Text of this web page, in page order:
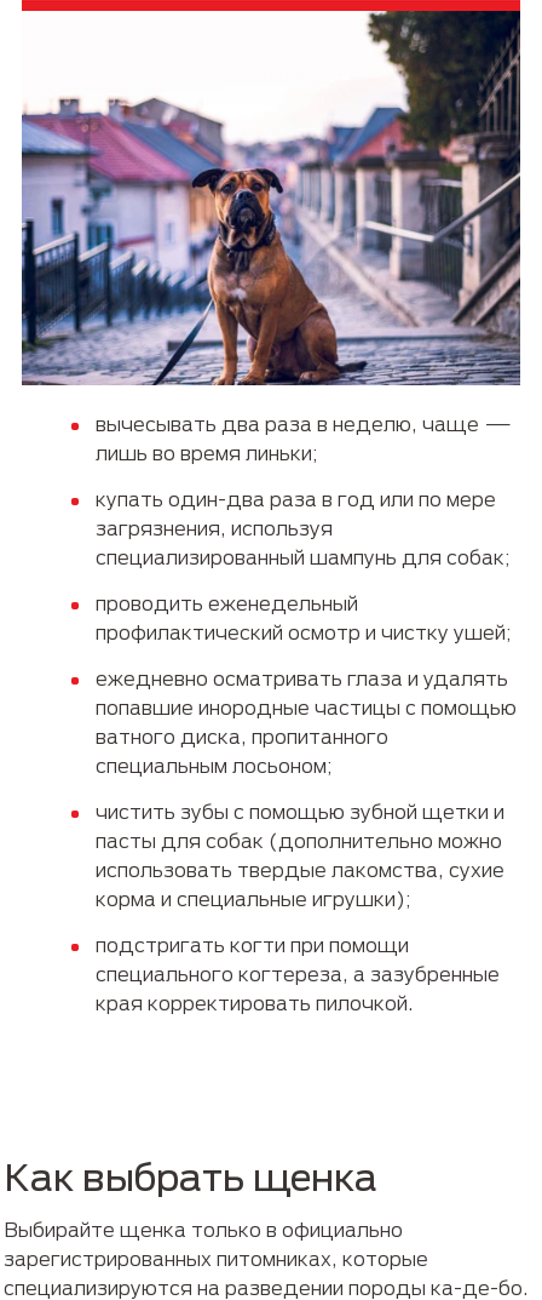
вычесывать два раза в неделю, чаще —
лишь во время линьки;
купать один-два раза в год или по мере
загрязнения, используя
специализированный шампунь для собак;
проводить еженедельный
профилактический осмотр и чистку ушей;
ежедневно осматривать глаза и удалять
попавшие инородные частицы с помощью
ватного диска, пропитанного
специальным лосьоном;
чистить зубы с помощью зубной щетки и
пасты для собак (дополнительно можно
использовать твердые лакомства, сухие
корма и специальные игрушки);
подстригать когти при помощи
специального когтереза, а зазубренные
края корректировать пилочкой.
Как выбрать щенка
Выбирайте щенка только в официально
зарегистрированных питомниках, которые
специализируются на разведении породы ка-де-бо.